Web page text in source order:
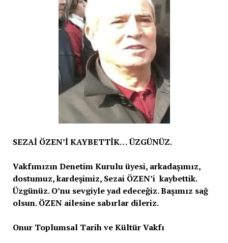
SEZAİ ÖZEN’İ KAYBETTİK… ÜZGÜNÜZ.
Vakfımızın Denetim Kurulu üyesi, arkadaşımız,
dostumuz, kardeşimiz, Sezai ÖZEN’i kaybettik.
Üzgünüz. O’nu sevgiyle yad edeceğiz. Başımız sağ
olsun. ÖZEN ailesine sabırlar dileriz.
Onur Toplumsal Tarih ve Kültür Vakfı